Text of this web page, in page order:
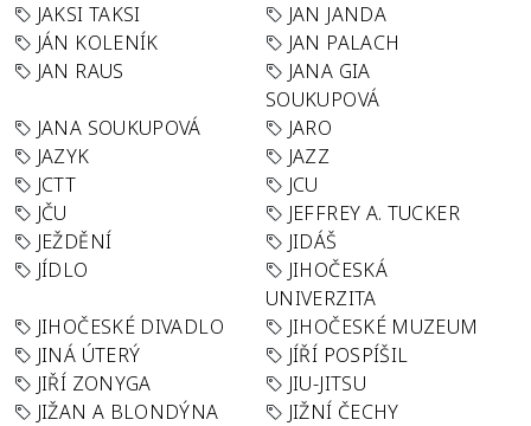
JAKSI TAKSI
JAN JANDA
JÁN KOLENÍK
JAN PALACH
JAN RAUS
JANA GIA
SOUKUPOVÁ
JANA SOUKUPOVÁ
JARO
JAZYK
JAZZ
JCTT
JCU
JČU
JEFFREY A. TUCKER
JEŽDĚNÍ
JIDÁŠ
JÍDLO
JIHOČESKÁ
UNIVERZITA
JIHOČESKÉ DIVADLO
JIHOČESKÉ MUZEUM
JINÁ ÚTERÝ
JÍŘÍ POSPÍŠIL
JIŘÍ ZONYGA
JIU-JITSU
JIŽAN A BLONDÝNA
JIŽNÍ ČECHY